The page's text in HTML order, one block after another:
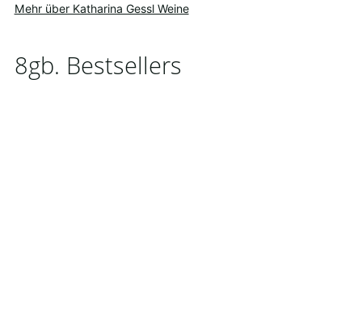
Mehr über Katharina Gessl Weine
8gb. Bestsellers